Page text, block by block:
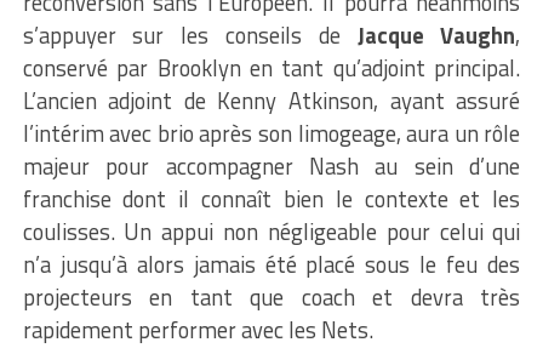
s’appuyer sur les conseils de Jacque Vaughn,
conservé par Brooklyn en tant qu’adjoint principal.
L’ancien adjoint de Kenny Atkinson, ayant assuré
l’intérim avec brio après son limogeage, aura un rôle
majeur pour accompagner Nash au sein d’une
franchise dont il connaît bien le contexte et les
coulisses. Un appui non négligeable pour celui qui
n’a jusqu’à alors jamais été placé sous le feu des
projecteurs en tant que coach et devra très
rapidement performer avec les Nets.